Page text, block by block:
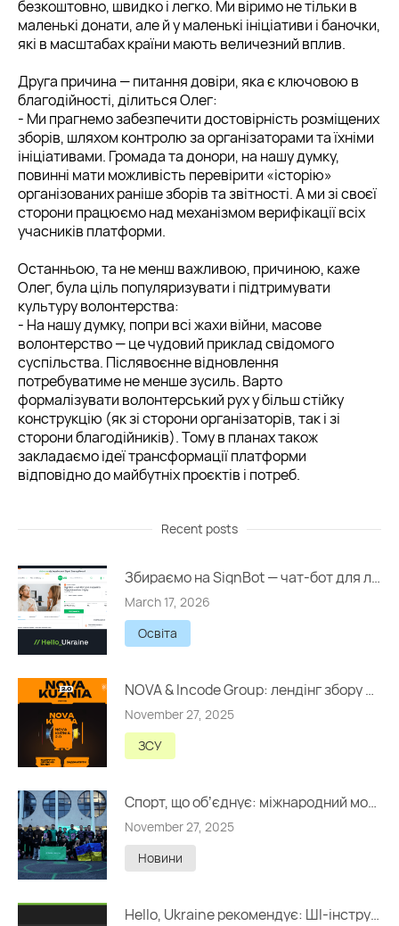
безкоштовно, швидко і легко. Ми віримо не тільки в
маленькі донати, але й у маленькі ініціативи і баночки,
які в масштабах країни мають величезний вплив.
Друга причина — питання довіри, яка є ключовою в
благодійності, ділиться Олег:
- Ми прагнемо забезпечити достовірність розміщених
зборів, шляхом контролю за організаторами та їхніми
ініціативами. Громада та донори, на нашу думку,
повинні мати можливість перевірити «історію»
організованих раніше зборів та звітності. А ми зі своєї
сторони працюємо над механізмом верифікації всіх
учасників платформи.
Останньою, та не менш важливою, причиною, каже
Олег, була ціль популяризувати і підтримувати
культуру волонтерства:
- На нашу думку, попри всі жахи війни, масове
волонтерство — це чудовий приклад свідомого
суспільства. Післявоєнне відновлення
потребуватиме не менше зусиль. Варто
формалізувати волонтерський рух у більш стійку
конструкцію (як зі сторони організаторів, так і зі
сторони благодійників). Тому в планах також
закладаємо ідеї трансформації платформи
відповідно до майбутніх проєктів і потреб.
Recent posts
Збираємо на SignBot — чат-бот для людей із порушеннями слуху
March 17, 2026
Освіта
NOVA & Incode Group: лендінг збору на 5 000 000 грн
November 27, 2025
ЗСУ
Спорт, що обʼєднує: міжнародний молодіжний турнір USFL у Львові
November 27, 2025
Новини
Hello, Ukraine рекомендує: ШІ-інструменти для НУО